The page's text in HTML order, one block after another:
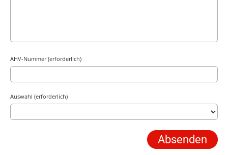
AHV-Nummer (erforderlich)
Auswahl (erforderlich)